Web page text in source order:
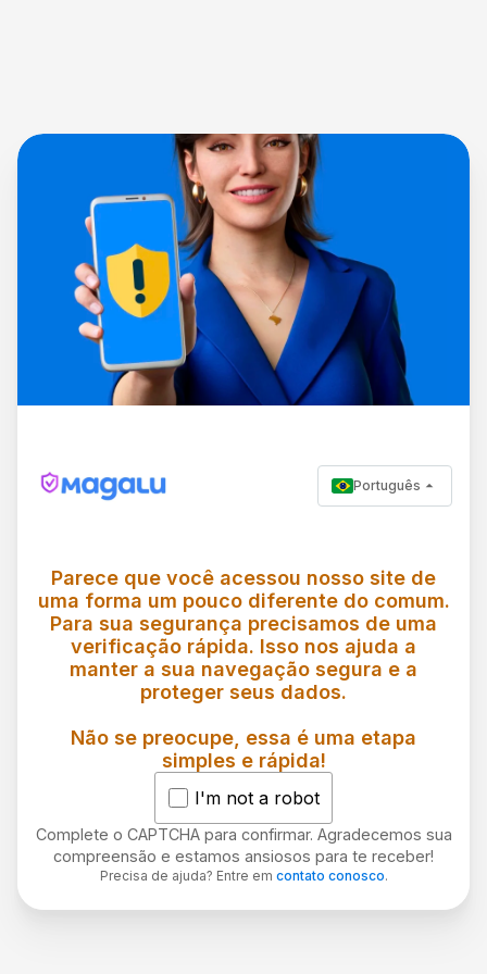
Português
Parece que você acessou nosso site de
uma forma um pouco diferente do comum.
Para sua segurança precisamos de uma
verificação rápida. Isso nos ajuda a
manter a sua navegação segura e a
proteger seus dados.
Não se preocupe, essa é uma etapa
simples e rápida!
I'm not a robot
Complete o CAPTCHA para confirmar. Agradecemos sua
compreensão e estamos ansiosos para te receber!
Precisa de ajuda? Entre em contato conosco.